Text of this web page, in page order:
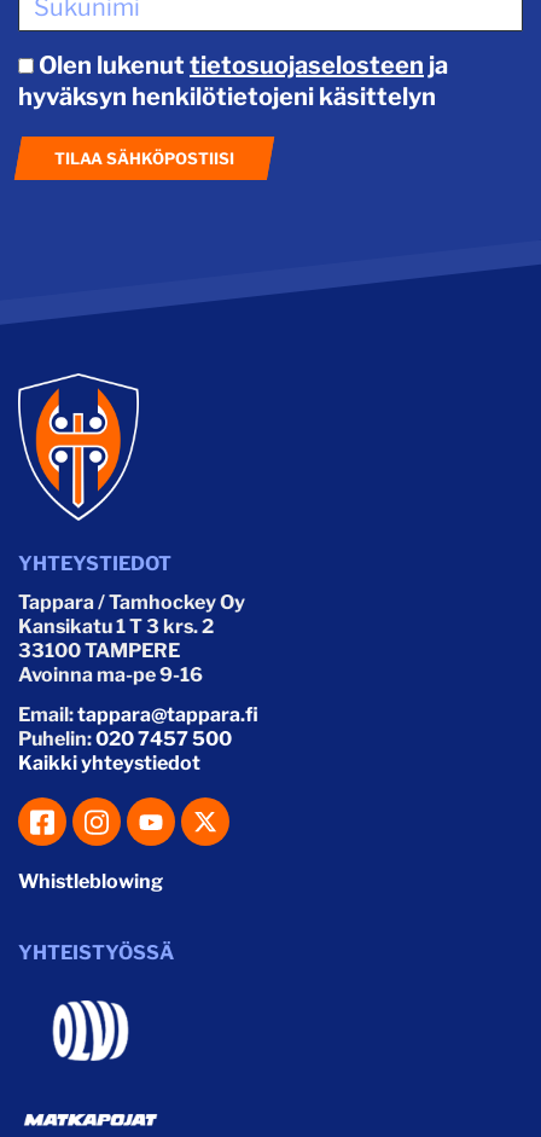
YHTEYSTIEDOT
Tappara / Tamhockey Oy
Kansikatu 1 T 3 krs. 2
33100 TAMPERE
Avoinna ma-pe 9-16
Email:tappara@tappara.fi
Puhelin:020 7457 500
Kaikki yhteystiedot
Whistleblowing
YHTEISTYÖSSÄ
Olen lukenut tietosuojaselosteen ja
hyväksyn henkilötietojeni käsittelyn
TILAA SÄHKÖPOSTIISI